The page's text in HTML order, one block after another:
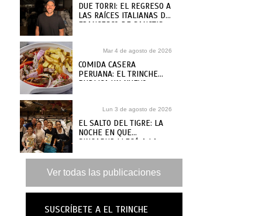
DUE TORRI: EL REGRESO A
LAS RAÍCES ITALIANAS DE
FRANCESCO DE SANCTIS
Mar 4 de agosto de 2026
COMIDA CASERA
PERUANA: EL TRINCHE
PUBLICA UN NUEVO
Lun 3 de agosto de 2026
EL SALTO DEL TIGRE: LA
NOCHE EN QUE
SINGAPUR LLEGÓ A LA
Ver todas las publicaciones
SUSCRÍBETE A EL TRINCHE